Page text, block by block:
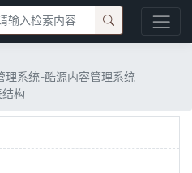
理系统-酷源内容管理系统
构